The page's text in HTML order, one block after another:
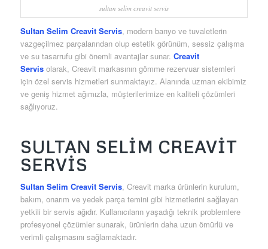
sultan selim creavit servis
Sultan Selim Creavit Servis, modern banyo ve tuvaletlerin
vazgeçilmez parçalarından olup estetik görünüm, sessiz çalışma
ve su tasarrufu gibi önemli avantajlar sunar. Creavit
Servisolarak, Creavit markasının gömme rezervuar sistemleri
için özel servis hizmetleri sunmaktayız. Alanında uzman ekibimiz
ve geniş hizmet ağımızla, müşterilerimize en kaliteli çözümleri
sağlıyoruz.
SULTAN SELIM CREAVIT
SERVIS
Sultan Selim Creavit Servis, Creavit marka ürünlerin kurulum,
bakım, onarım ve yedek parça temini gibi hizmetlerini sağlayan
yetkili bir servis ağıdır. Kullanıcıların yaşadığı teknik problemlere
profesyonel çözümler sunarak, ürünlerin daha uzun ömürlü ve
verimli çalışmasını sağlamaktadır.